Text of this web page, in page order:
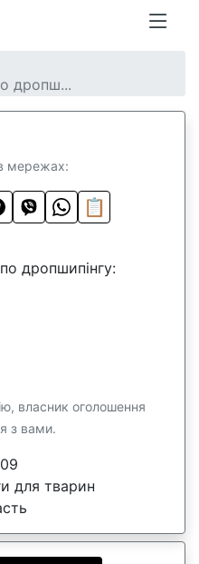
дропш...
мережах:
📋
дропшипінгу:
власник оголошення
з вами.
для тварин